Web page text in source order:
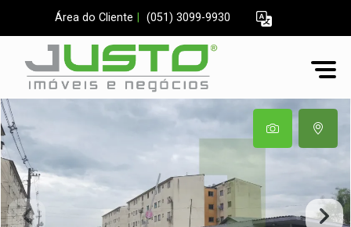
Área do Cliente (051) 3099-9930